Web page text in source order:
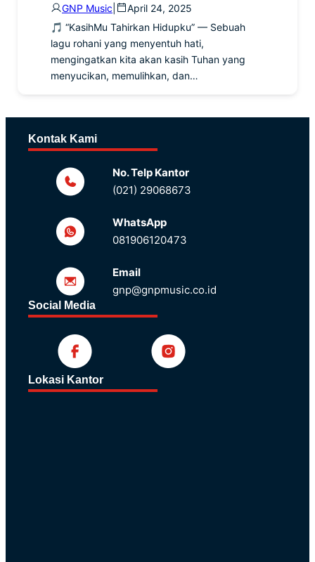
GNP Music
April 24, 2025
🎵 “KasihMu Tahirkan Hidupku” — Sebuah
lagu rohani yang menyentuh hati,
mengingatkan kita akan kasih Tuhan yang
menyucikan, memulihkan, dan…
Kontak Kami
No. Telp Kantor
(021) 29068673
WhatsApp
081906120473
Email
gnp@gnpmusic.co.id
Social Media
Lokasi Kantor